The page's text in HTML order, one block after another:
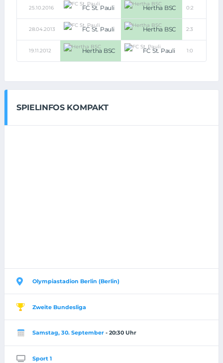
25.10.2016 FC St. Pauli Hertha BSC 0:2
28.04.2013 FC St. Pauli Hertha BSC 2:3
19.11.2012 Hertha BSC FC St. Pauli 1:0
SPIELINFOS KOMPAKT
Olympiastadion Berlin (Berlin)
Zweite Bundesliga
Samstag, 30. September - 20:30 Uhr
Sport 1